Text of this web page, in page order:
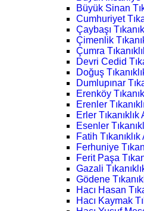
Büyük Sinan
Cumhuriyet
Çaybaşı
Çimenlik
Çumra
Devri Cedid
Doğuş
Dumlupınar
Erenköy
Erenler
Erler Tıkanıklık
Esenler
Fatih Tıkanıklık
Ferhuniye
Ferit Paşa
Gazali
Gödene
Hacı Hasan
Hacı Kaymak